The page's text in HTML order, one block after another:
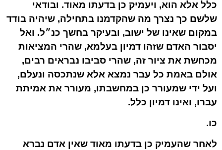
כלל אלא הוא, ויעמיק כן בדעתו מאוד. ובודאי
שלשם כך נצרך מה שהקדמנו בתחילה, שיהיה בודד
במקום שאינו של ישוב, ובעיקר בחשך כנ״ל. ואל
יסבור האדם שזהו דמיון בעלמא, שהרי המציאות
מכחשת את ציור זה, שהרי סביבו נבראים רבים,
אולם באמת כל עבר נמצא אלא שנתכסה ונעלם,
ועל ידי שמעורר כן במחשבתו, מעורר את אמיתת
עברו, ואינו דמיון כלל.
כו.
לאחר שהעמיק כן בדעתו מאוד שאין אדם נברא